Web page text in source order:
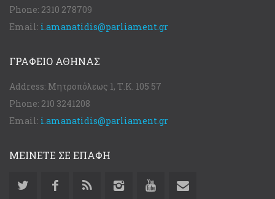
Phone: 2310 278709
Email: i.amanatidis@parliament.gr
ΓΡΑΦΕΊΟ ΑΘΉΝΑΣ
Address: Μητροπόλεως 1, Τ.Κ. 105 57
Phone: 210 3241208
Email: i.amanatidis@parliament.gr
ΜΕΙΝΕΤΕ ΣΕ ΕΠΑΦΗ